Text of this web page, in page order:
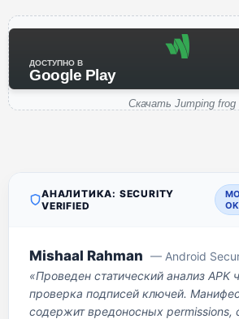
ДОСТУПНО В
Google Play
Скачать Jumping frog
АНАЛИТИКА: SECURITY
VERIFIED
OK
Mishaal Rahman — Android
«Проведен статический анализ APK
проверка подписей ключей.
содержит вредоносных permissions,